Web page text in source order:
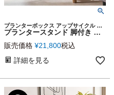
プランターボックス アップサイクル サステナブル 店舗 カフェ レストラン 古材 ケース 鉢台 観葉植物 植木鉢台 プランター台 鉢スタンド 園芸ラック ガーデンラック リビング 室内 屋内
プランタースタンド 脚付き プランター シェルフ 天然木 木製 ウッド チーク 約 W 64cm D 20cm H 70cm ラック スタンド 台 カバー 収納 5号鉢 ウッドプランター フラワースタンド ウッドボックス 花台 コンソール おしゃれ 北欧 リゾート 家具 インテリア 西海岸 [14093]
販売価格 ¥21,800税込
詳細を見る